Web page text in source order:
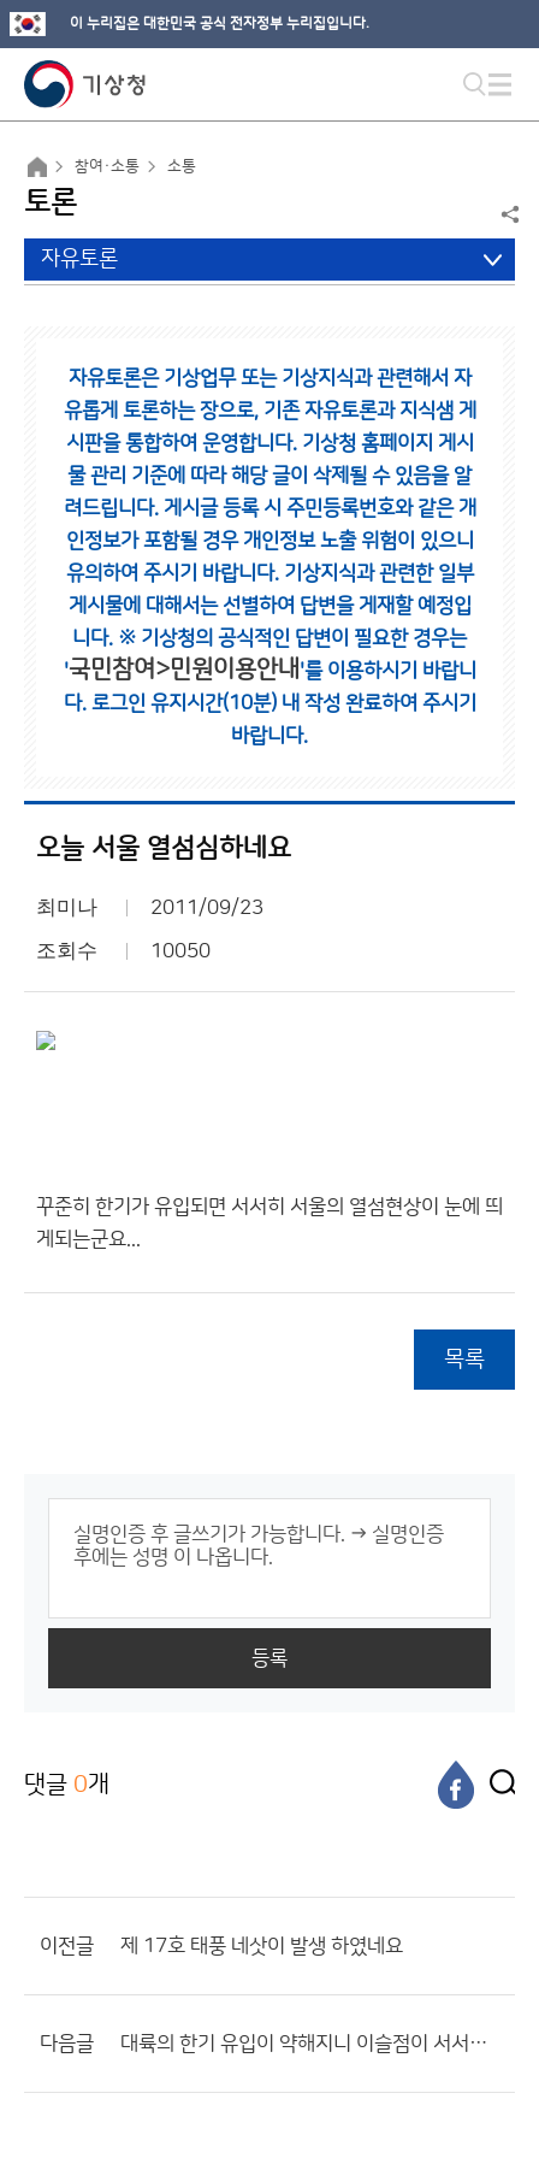
이 누리집은 대한민국 공식 전자정부 누리집입니다.
참여·소통 소통
토론
자유토론
자유토론은 기상업무 또는 기상지식과 관련해서 자
유롭게 토론하는 장으로, 기존 자유토론과 지식샘 게
시판을 통합하여 운영합니다. 기상청 홈페이지 게시
물 관리 기준에 따라 해당 글이 삭제될 수 있음을 알
려드립니다. 게시글 등록 시 주민등록번호와 같은 개
인정보가 포함될 경우 개인정보 노출 위험이 있으니
유의하여 주시기 바랍니다. 기상지식과 관련한 일부
게시물에 대해서는 선별하여 답변을 게재할 예정입
니다. ※ 기상청의 공식적인 답변이 필요한 경우는
'국민참여>민원이용안내 '를 이용하시기 바랍니
다. 로그인 유지시간(10분) 내 작성 완료하여 주시기
바랍니다.
오늘 서울 열섬심하네요
최미나 2011/09/23
조회수 10050
꾸준히 한기가 유입되면 서서히 서울의 열섬현상이 눈에 띄
게되는군요...
목록
등록
댓글 0개
이전글 제 17호 태풍 네삿이 발생 하였네요
다음글 대륙의 한기 유입이 약해지니 이슬점이 서서히 오르기 시작하네요.